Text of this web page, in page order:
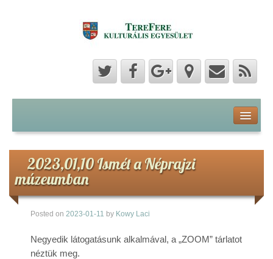
Hozzászólások
Hírek
Képek
Videók
2023,01,10 Ismét a Néprajzi
múzeumban
Posted on 2023-01-11 by Kowy Laci
Negyedik látogatásunk alkalmával, a „ZOOM” tárlatot
néztük meg.